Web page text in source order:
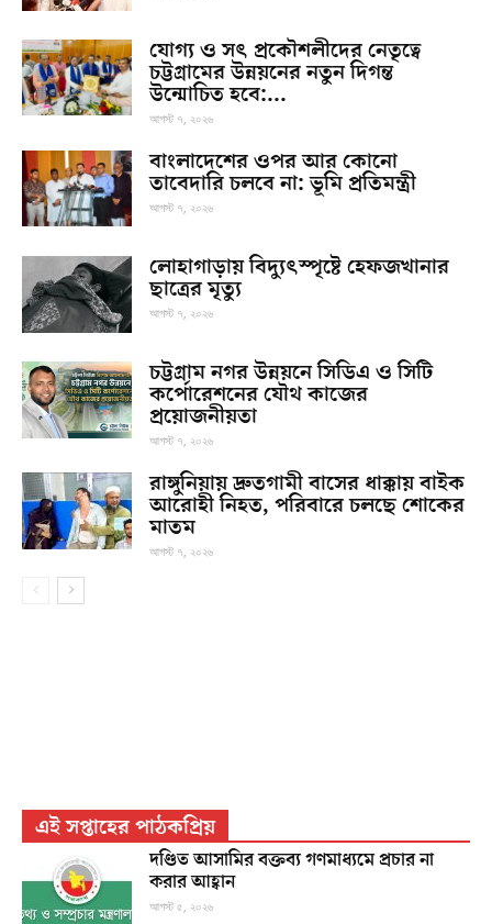
যোগ্য ও সৎ প্রকৌশলীদের নেতৃত্বে
চট্টগ্রামের উন্নয়নের নতুন দিগন্ত
উন্মোচিত হবে:...
আগস্ট ৭, ২০২৬
বাংলাদেশের ওপর আর কোনো
তাবেদারি চলবে না: ভূমি প্রতিমন্ত্রী
আগস্ট ৭, ২০২৬
লোহাগাড়ায় বিদ্যুৎস্পৃষ্টে হেফজখানার
ছাত্রের মৃত্যু
আগস্ট ৭, ২০২৬
চট্টগ্রাম নগর উন্নয়নে সিডিএ ও সিটি
কর্পোরেশনের যৌথ কাজের
প্রয়োজনীয়তা
আগস্ট ৭, ২০২৬
রাঙ্গুনিয়ায় দ্রুতগামী বাসের ধাক্কায় বাইক
আরোহী নিহত, পরিবারে চলছে শোকের
মাতম
আগস্ট ৭, ২০২৬
এই সপ্তাহের পাঠকপ্রিয়
দণ্ডিত আসামির বক্তব্য গণমাধ্যমে প্রচার না
করার আহ্বান
আগস্ট ৫, ২০২৬